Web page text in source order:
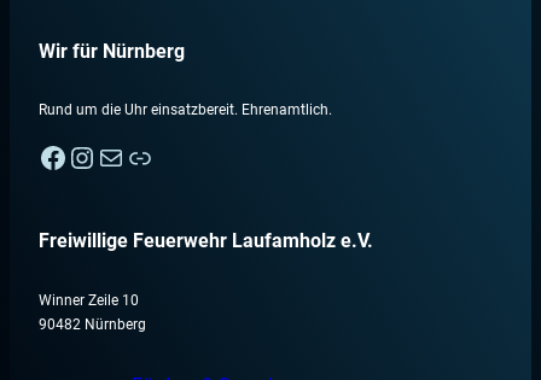
Wir für Nürnberg
Rund um die Uhr einsatzbereit. Ehrenamtlich.
Facebook Instagram E-Mail Nebenan
Freiwillige Feuerwehr Laufamholz e.V.
Winner Zeile 10
90482 Nürnberg